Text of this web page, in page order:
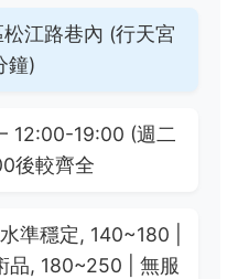
江路巷內 (行天宮
鐘)
12:00-19:00 (週二
後較齊全
準穩定, 140~180 |
品, 180~250 | 無服